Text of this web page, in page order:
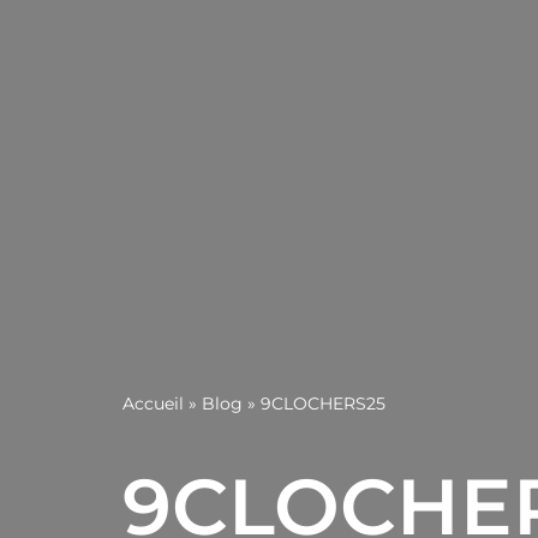
Accueil » Blog » 9CLOCHERS25